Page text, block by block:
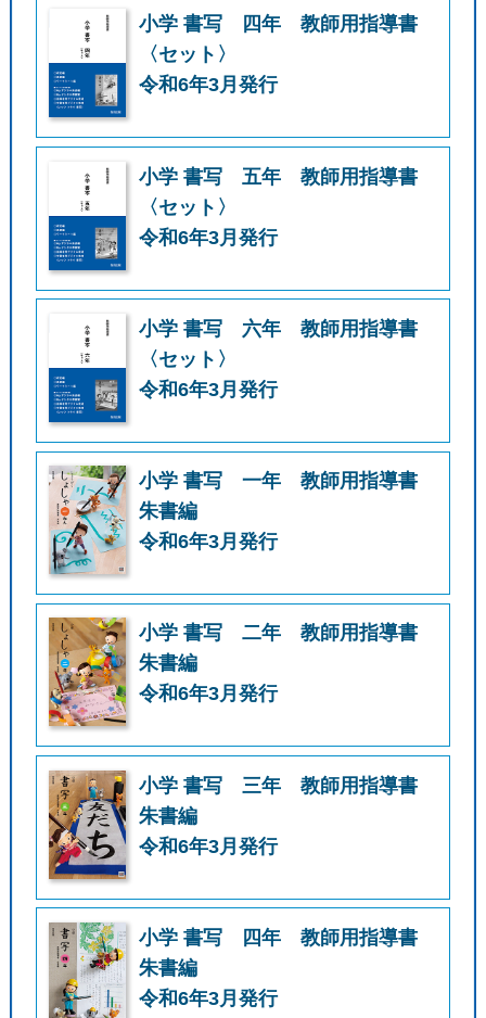
小学 書写 四年 教師用指導書
〈セット〉
令和6年3月発行
小学 書写 五年 教師用指導書
〈セット〉
令和6年3月発行
小学 書写 六年 教師用指導書
〈セット〉
令和6年3月発行
小学 書写 一年 教師用指導書
朱書編
令和6年3月発行
小学 書写 二年 教師用指導書
朱書編
令和6年3月発行
小学 書写 三年 教師用指導書
朱書編
令和6年3月発行
小学 書写 四年 教師用指導書
朱書編
令和6年3月発行